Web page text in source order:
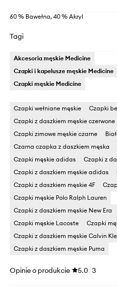
60 % Bawełna, 40 % Akryl
Tagi
Akcesoria męskie Medicine
Czapki i kapelusze męskie Medicine
Czapki męskie Medicine
Czapki wełniane męskie
Czapki
Czapki z daszkiem męskie czerwone
Czapki zimowe męskie czarne
Czarna czapka z daszkiem męska
Czapki męskie adidas
Czapki z
Czapki z daszkiem męskie adidas
Czapki z daszkiem męskie 4F
Czapki męskie Polo Ralph Lauren
Czapki z daszkiem męskie New Era
Czapki męskie Lacoste
Czapki
Czapki z daszkiem męskie Calvin
Czapki z daszkiem męskie Puma
Opinie o produkcie 5.0 3